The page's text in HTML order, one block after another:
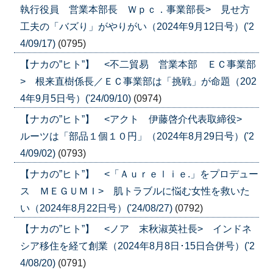
執行役員 営業本部長 Ｗｐｃ．事業部長> 見せ方
工夫の「バズり」がやりがい（2024年9月12日号）('2
4/09/17) (0795)
【ナカの”ヒト”】 <不二貿易 営業本部 ＥＣ事業部
> 根来直樹係長／ＥＣ事業部は「挑戦」が命題（202
4年9月5日号）('24/09/10) (0974)
【ナカの”ヒト”】 <アクト 伊藤啓介代表取締役>
ルーツは「部品１個１０円」（2024年8月29日号）('2
4/09/02) (0793)
【ナカの”ヒト”】 <「Ａｕｒｅｌｉｅ.」をプロデュー
ス ＭＥＧＵＭＩ> 肌トラブルに悩む女性を救いた
い（2024年8月22日号）('24/08/27) (0792)
【ナカの”ヒト”】 <ノア 末秋淑英社長> インドネ
シア移住を経て創業（2024年8月8日･15日合併号）('2
4/08/20) (0791)